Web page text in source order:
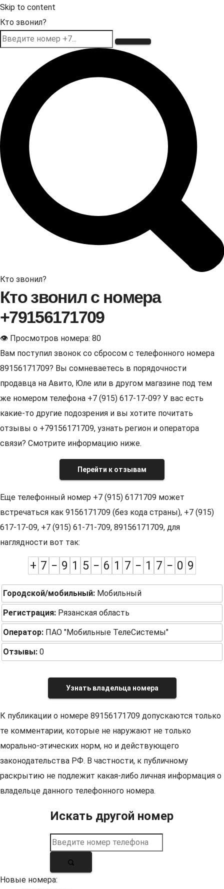
Skip to content
Кто звонил?
Кто звонил?
Кто звонил с номера
+79156171709
👁 Просмотров номера: 80
Вам поступил звонок со сбросом с телефонного номера
89156171709? Вы сомневаетесь в порядочности
продавца на Авито, Юле или в другом магазине под тем
же номером телефона +7 (915) 617-17-09? У вас есть
какие-то другие подозрения и вы хотите почитать
отзывы о +79156171709, узнать регион и оператора
связи? Смотрите информацию ниже.
Перейти к отзывам
Еще телефонный номер +7 (915) 6171709 может
встречаться как 9156171709 (без кода страны), +7 (915)
617-17-09, +7 (915) 61-71-709, 89156171709, для
наглядности вот так:
+ 7 − 9 1 5 − 6 1 7 − 1 7 − 0 9
Городской/мобильный: Мобильный
Регистрация: Рязанская область
Оператор: ПАО "Мобильные ТелеСистемы"
Отзывы: 0
Узнать владельца номера
К публикации о номере 89156171709 допускаются только
те комментарии, которые не наружают не только
морально-этических норм, но и действующего
законодательства РФ. В частности, к публичному
раскрытию не подлежит какая-либо личная информация о
владельце данного телефонного номера.
Искать другой номер
Новые номера: